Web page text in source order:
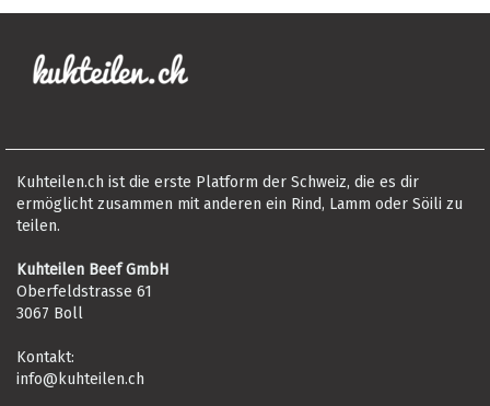
Kuhteilen.ch ist die erste Platform der Schweiz, die es dir
ermöglicht zusammen mit anderen ein Rind, Lamm oder Söili zu
teilen.
Kuhteilen Beef GmbH
Oberfeldstrasse 61
3067 Boll
Kontakt:
info@kuhteilen.ch